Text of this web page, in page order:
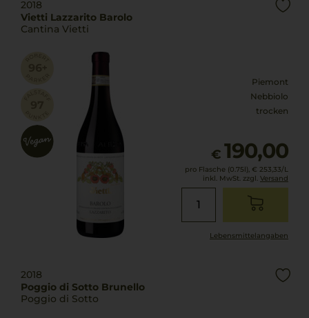
2018
Vietti Lazzarito Barolo
Cantina Vietti
Piemont
Nebbiolo
trocken
€ 190,00
pro Flasche (0.75l), € 253,33/L
inkl. MwSt. zzgl. Versand
Lebensmittel­angaben
2018
Poggio di Sotto Brunello
Poggio di Sotto